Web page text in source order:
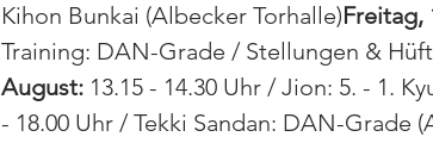
Kihon Bunkai (Albecker Torhalle)Freitag,
Training: DAN-Grade / Stellungen &
August: 13.15 - 14.30 Uhr / Jion: 5. - 1.
- 18.00 Uhr / Tekki Sandan: DAN-Grade